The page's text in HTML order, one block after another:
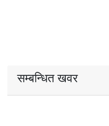
सम्बन्धित खवर